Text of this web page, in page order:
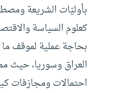
بأوليّات الشريعة
كعلوم السياسة
بحاجة عملية لموقف
العراق وسوريا، حيث
احتمالات ومجازفات